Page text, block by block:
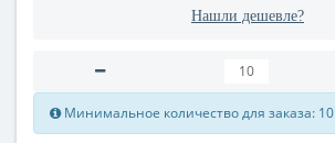
Нашли дешевле?
Минимальное количество для заказа: 10